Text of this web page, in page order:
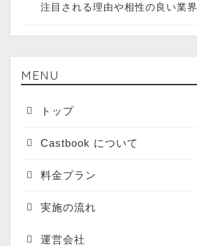
注目される理由や相性の良い業界
MENU
トップ
Castbook について
料金プラン
実施の流れ
運営会社